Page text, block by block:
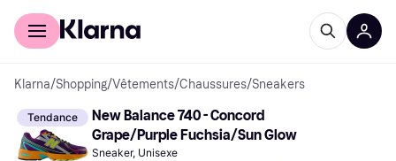
Acheter avec Klarna
Klarna/Shopping/Vêtements/Chaussures/Sneakers
Tendance
New Balance 740 - Concord
Grape/Purple Fuchsia/Sun Glow
Sneaker, Unisexe